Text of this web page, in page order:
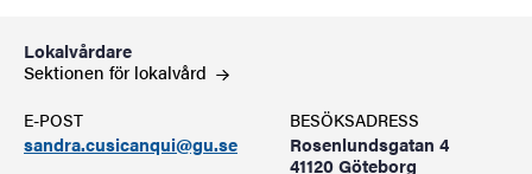
Lokalvårdare
Sektionen för lokalvård
E-POST
sandra.cusicanqui@gu.se
BESÖKSADRESS
Rosenlundsgatan 4
41120 Göteborg